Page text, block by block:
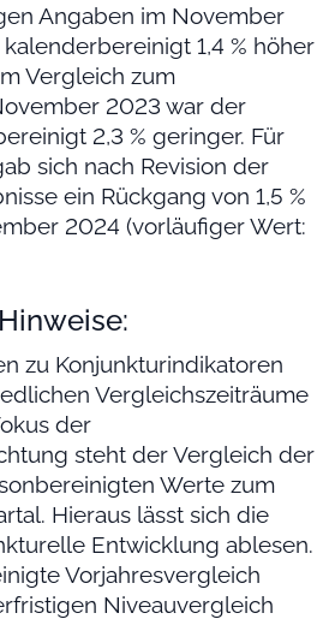
Angaben im November
1,4 % höher
Vergleich zum
2023 war der
2,3 % geringer. Für
sich nach Revision der
ein Rückgang von 1,5 %
2024 (vorläufiger Wert:
zu Konjunkturindikatoren
Vergleichszeiträume
der
steht der Vergleich der
Werte zum
Hieraus lässt sich die
Entwicklung ablesen.
Vorjahresvergleich
Niveauvergleich